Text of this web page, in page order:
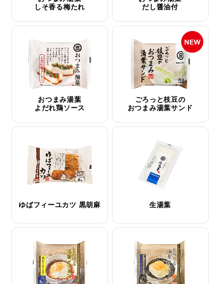
しそ香る梅たれ
だし醤油付
おつまみ湯葉
よだれ鶏ソース
ごろっと枝豆の
おつまみ湯葉サンド
ゆばフィーユカツ 黒胡麻 生湯葉